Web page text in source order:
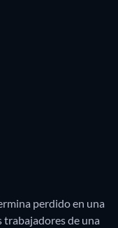
perdido en una
trabajadores de una